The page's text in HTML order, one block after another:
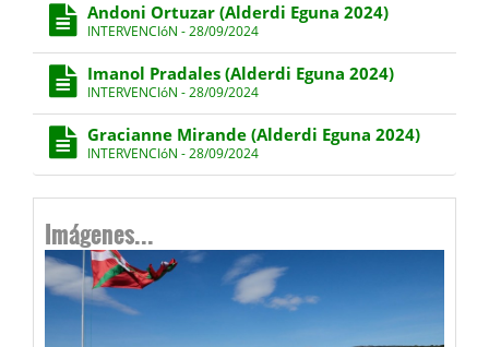
Andoni Ortuzar (Alderdi Eguna 2024)
INTERVENCIóN - 28/09/2024
Imanol Pradales (Alderdi Eguna 2024)
INTERVENCIóN - 28/09/2024
Gracianne Mirande (Alderdi Eguna 2024)
INTERVENCIóN - 28/09/2024
Imágenes...